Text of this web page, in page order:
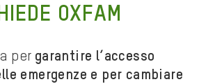
OXFAM
per garantire l’accesso
emergenze e per cambiare